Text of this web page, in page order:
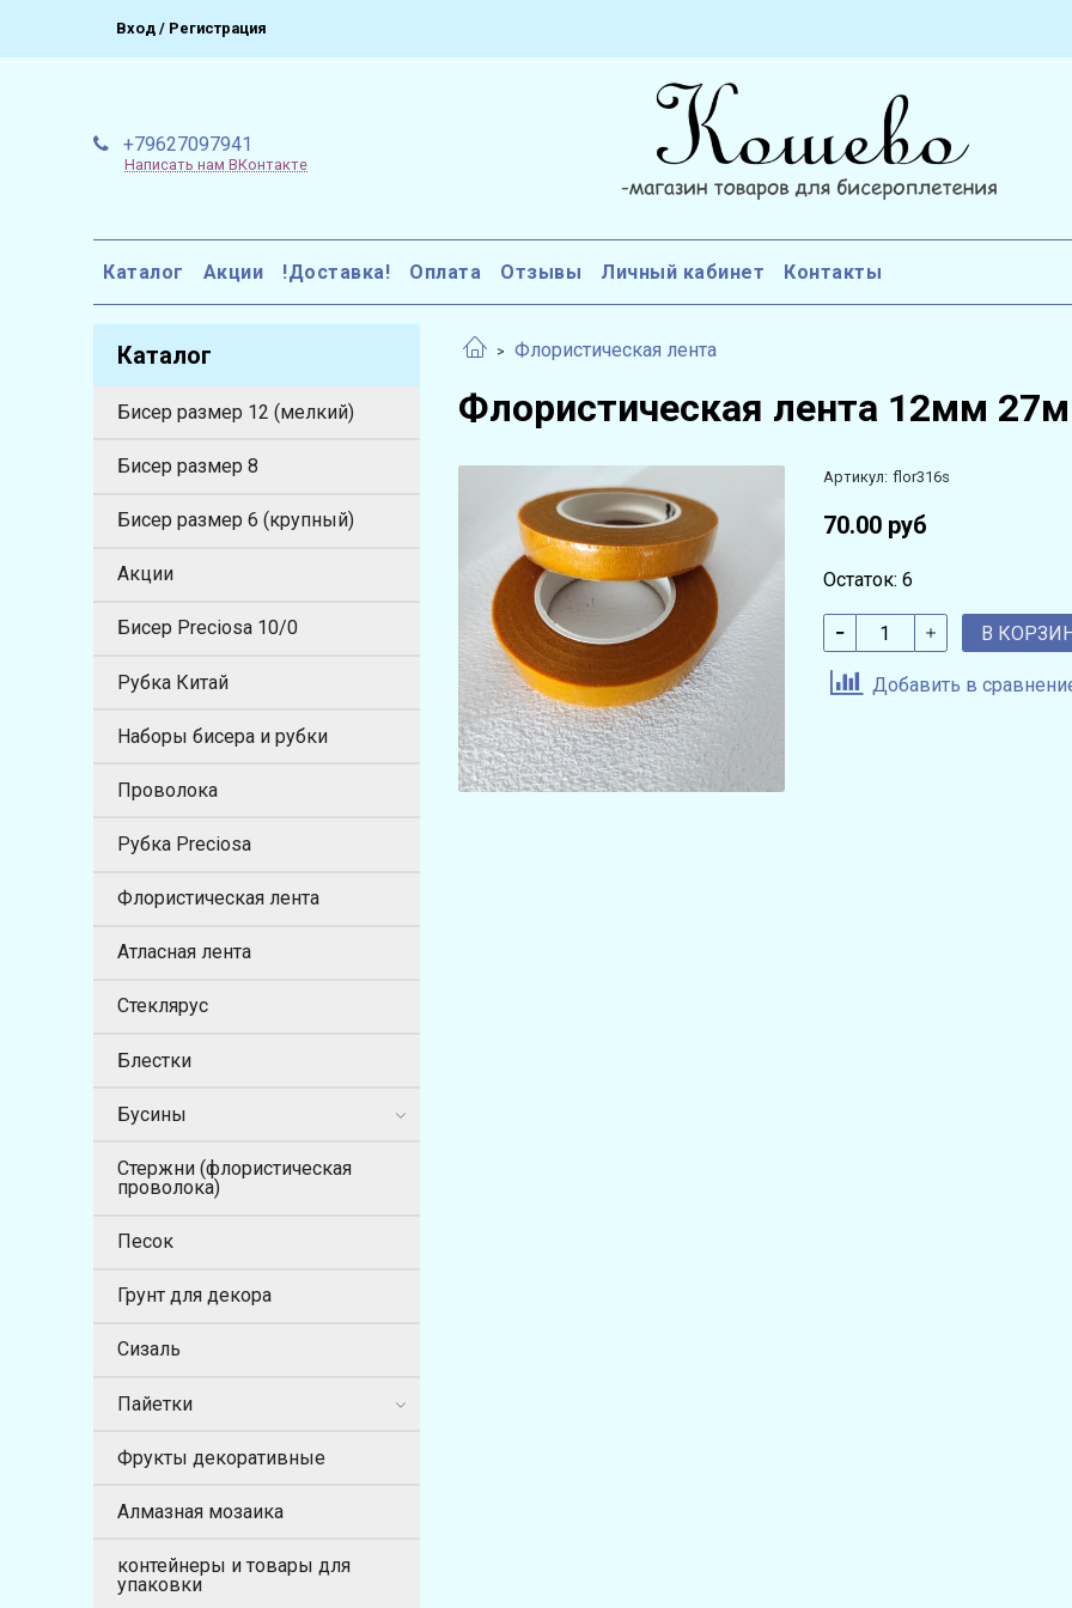
Вход / Регистрация
+79627097941
Написать нам ВКонтакте
Каталог Акции !Доставка! Оплата Отзывы Личный кабинет Контакты
Флористическая лента
Флористическая лента 12мм
Артикул: flor316s
70.00 руб
Остаток: 6
В
Добавить в
Каталог
Бисер размер 12 (мелкий)
Бисер размер 8
Бисер размер 6 (крупный)
Акции
Бисер Preciosa 10/0
Рубка Китай
Наборы бисера и рубки
Проволока
Рубка Preciosa
Флористическая лента
Атласная лента
Стеклярус
Блестки
Бусины
Стержни (флористическая
проволока)
Песок
Грунт для декора
Сизаль
Пайетки
Фрукты декоративные
Алмазная мозаика
контейнеры и товары для
упаковки